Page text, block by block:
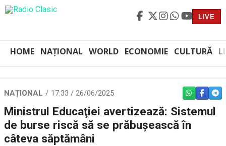
LIVE
HOME NAȚIONAL WORLD ECONOMIE CULTURĂ
NAȚIONAL 17:33 / 26/06/2025 WHATSAPP
Ministrul Educaţiei avertizează: Sistemul
de burse riscă să se prăbuşească în
câteva săptămâni